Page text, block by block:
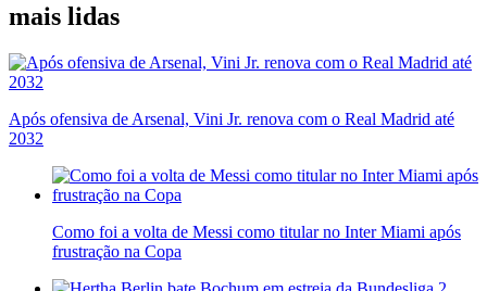
mais lidas
Após ofensiva de Arsenal, Vini Jr. renova com o Real Madrid até
2032
Como foi a volta de Messi como titular no Inter Miami após
frustração na Copa